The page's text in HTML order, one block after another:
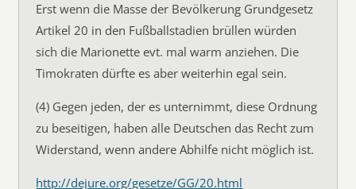
Erst wenn die Masse der Bevölkerung Grundgesetz
Artikel 20 in den Fußballstadien brüllen würden
sich die Marionette evt. mal warm anziehen. Die
Timokraten dürfte es aber weiterhin egal sein.
(4) Gegen jeden, der es unternimmt, diese Ordnung
zu beseitigen, haben alle Deutschen das Recht zum
Widerstand, wenn andere Abhilfe nicht möglich ist.
http://dejure.org/gesetze/GG/20.html